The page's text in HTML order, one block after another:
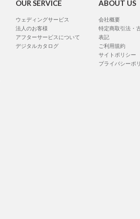
OUR SERVICE
ウェディングサービス
法人のお客様
アフターサービスについて
デジタルカタログ
ABOUT US
会社概要
特定商取引法・
表記
ご利用規約
サイトポリシー
プライバシーポ